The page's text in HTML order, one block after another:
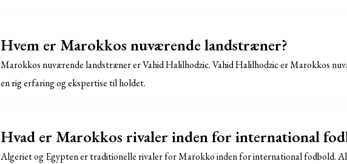
Hvem er Marokkos nuværende landstræner?
Marokkos nuværende landstræner er Vahid Halilhodzic. Vahid Halilhodzic er Marokkos
en rig erfaring og ekspertise til holdet.
Hvad er Marokkos rivaler inden for international
Algeriet og Egypten er traditionelle rivaler for Marokko inden for international fodbold.